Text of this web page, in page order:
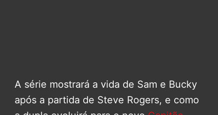
A série mostrará a vida de Sam e Bucky
após a partida de Steve Rogers, e como